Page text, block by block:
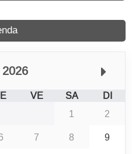
VE SA
DI
1
2
7 8
9